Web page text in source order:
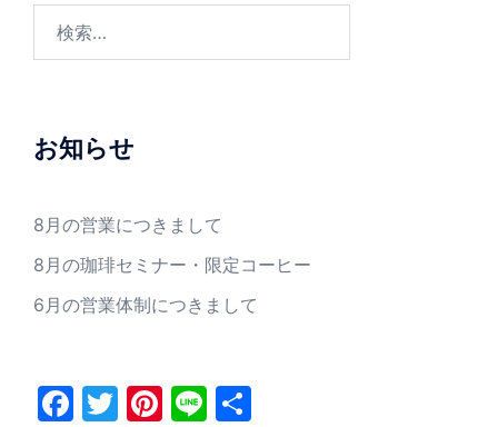
お知らせ
8月の営業につきまして
8月の珈琲セミナー・限定コーヒー
6月の営業体制につきまして
Facebook
Twitter
Pinterest
Line